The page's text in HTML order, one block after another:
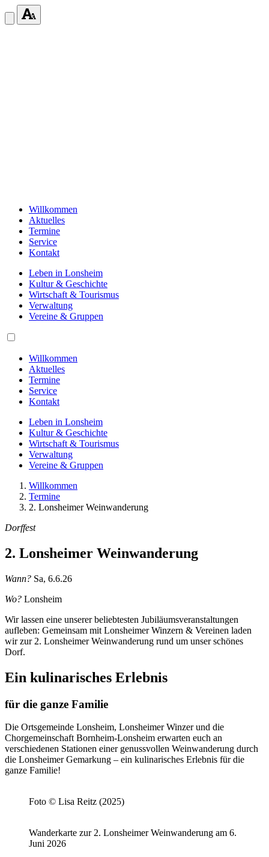
Willkommen
Aktuelles
Termine
Service
Kontakt
Leben in Lonsheim
Kultur & Geschichte
Wirtschaft & Tourismus
Verwaltung
Vereine & Gruppen
Willkommen
Aktuelles
Termine
Service
Kontakt
Leben in Lonsheim
Kultur & Geschichte
Wirtschaft & Tourismus
Verwaltung
Vereine & Gruppen
Willkommen
Termine
2. Lonsheimer Weinwanderung
Dorffest
2. Lonsheimer Weinwanderung
Wann? Sa, 6.6.26
Wo? Lonsheim
Wir lassen eine unserer beliebtesten Jubiläumsveranstaltungen
aufleben: Gemeinsam mit Lonsheimer Winzern & Vereinen laden
wir zur 2. Lonsheimer Weinwanderung rund um unser schönes
Dorf.
Ein kulinarisches Erlebnis
für die ganze Familie
Die Ortsgemeinde Lonsheim, Lonsheimer Winzer und die
Chorgemeinschaft Bornheim-Lonsheim erwarten euch an
verschiedenen Stationen einer genussvollen Weinwanderung durch
die Lonsheimer Gemarkung – ein kulinarisches Erlebnis für die
ganze Familie!
Foto © Lisa Reitz (2025)
Wanderkarte zur 2. Lonsheimer Weinwanderung am 6.
Juni 2026